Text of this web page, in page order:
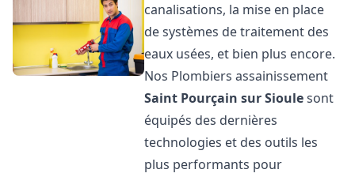
canalisations, la mise en place
de systèmes de traitement des
eaux usées, et bien plus encore.
Nos Plombiers assainissement
Saint Pourçain sur Sioulesont
équipés des dernières
technologies et des outils les
plus performants pour